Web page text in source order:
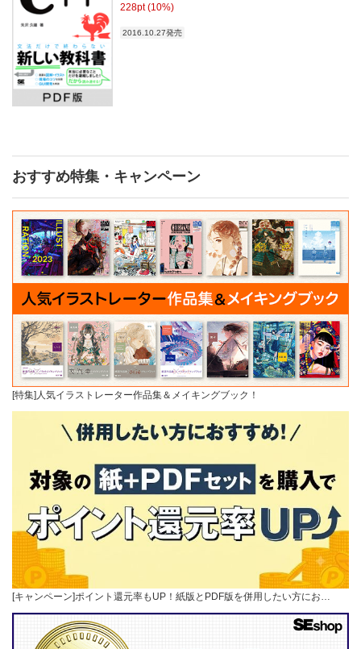
228pt (10%)
2016.10.27発売
おすすめ特集・キャンペーン
[特集]人気イラストレーター作品集＆メイキングブック！
[キャンペーン]ポイント還元率もUP！紙版とPDF版を併用したい方にお…